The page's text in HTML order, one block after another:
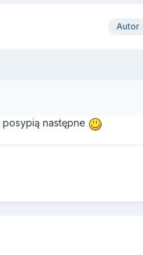
Autor
następne